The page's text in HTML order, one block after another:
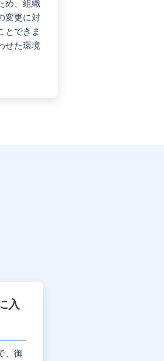
め、組織
変更に対
とできま
せた環境
入
、御